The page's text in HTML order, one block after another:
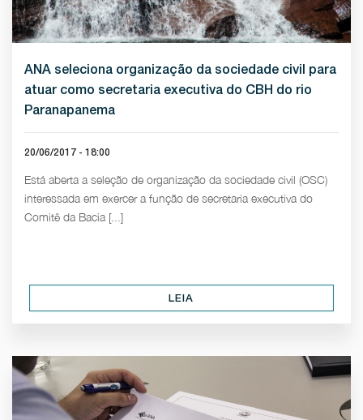
ANA seleciona organização da sociedade civil para
atuar como secretaria executiva do CBH do rio
Paranapanema
20/06/2017 - 18:00
Está aberta a seleção de organização da sociedade civil (OSC)
interessada em exercer a função de secretaria executiva do
Comitê da Bacia [...]
LEIA